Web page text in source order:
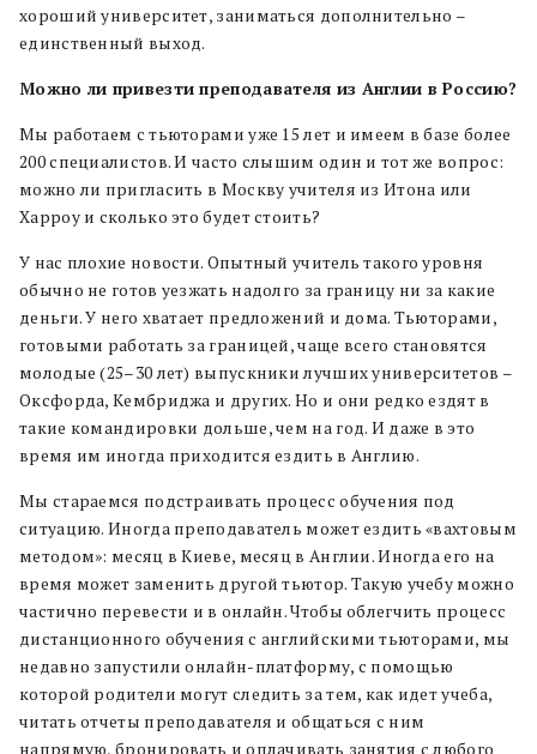
хороший университет, заниматься дополнительно –
единственный выход.
Можно ли привезти преподавателя из Англии в Россию?
Мы работаем с тьюторами уже 15 лет и имеем в базе более
200 специалистов. И часто слышим один и тот же вопрос:
можно ли пригласить в Москву учителя из Итона или
Харроу и сколько это будет стоить?
У нас плохие новости. Опытный учитель такого уровня
обычно не готов уезжать надолго за границу ни за какие
деньги. У него хватает предложений и дома. Тьюторами,
готовыми работать за границей, чаще всего становятся
молодые (25–30 лет) выпускники лучших университетов –
Оксфорда, Кембриджа и других. Но и они редко ездят в
такие командировки дольше, чем на год. И даже в это
время им иногда приходится ездить в Англию.
Мы стараемся подстраивать процесс обучения под
ситуацию. Иногда преподаватель может ездить «вахтовым
методом»: месяц в Киеве, месяц в Англии. Иногда его на
время может заменить другой тьютор. Такую учебу можно
частично перевести и в онлайн. Чтобы облегчить процесс
дистанционного обучения с английскими тьюторами, мы
недавно запустили oнлайн-платформу, с помощью
которой родители могут следить за тем, как идет учеба,
читать отчеты преподавателя и общаться с ним
напрямую, бронировать и оплачивать занятия с любого